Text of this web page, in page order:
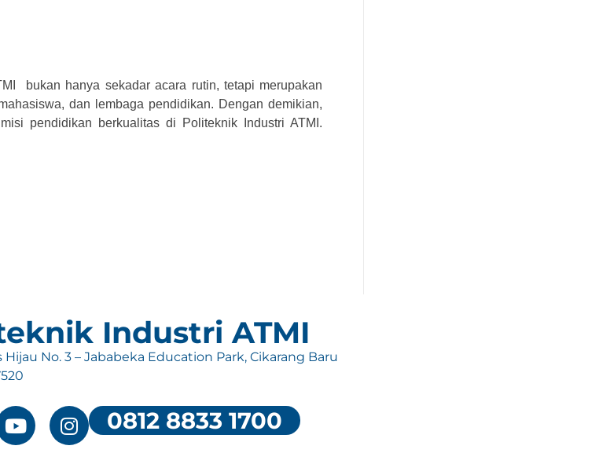
bukan hanya sekadar acara rutin, tetapi merupakan
dan lembaga pendidikan. Dengan demikian,
pendidikan berkualitas di Politeknik Industri ATMI.
Industri ATMI
Hijau No. 3 – Jababeka Education Park, Cikarang Baru
0812 8833 1700